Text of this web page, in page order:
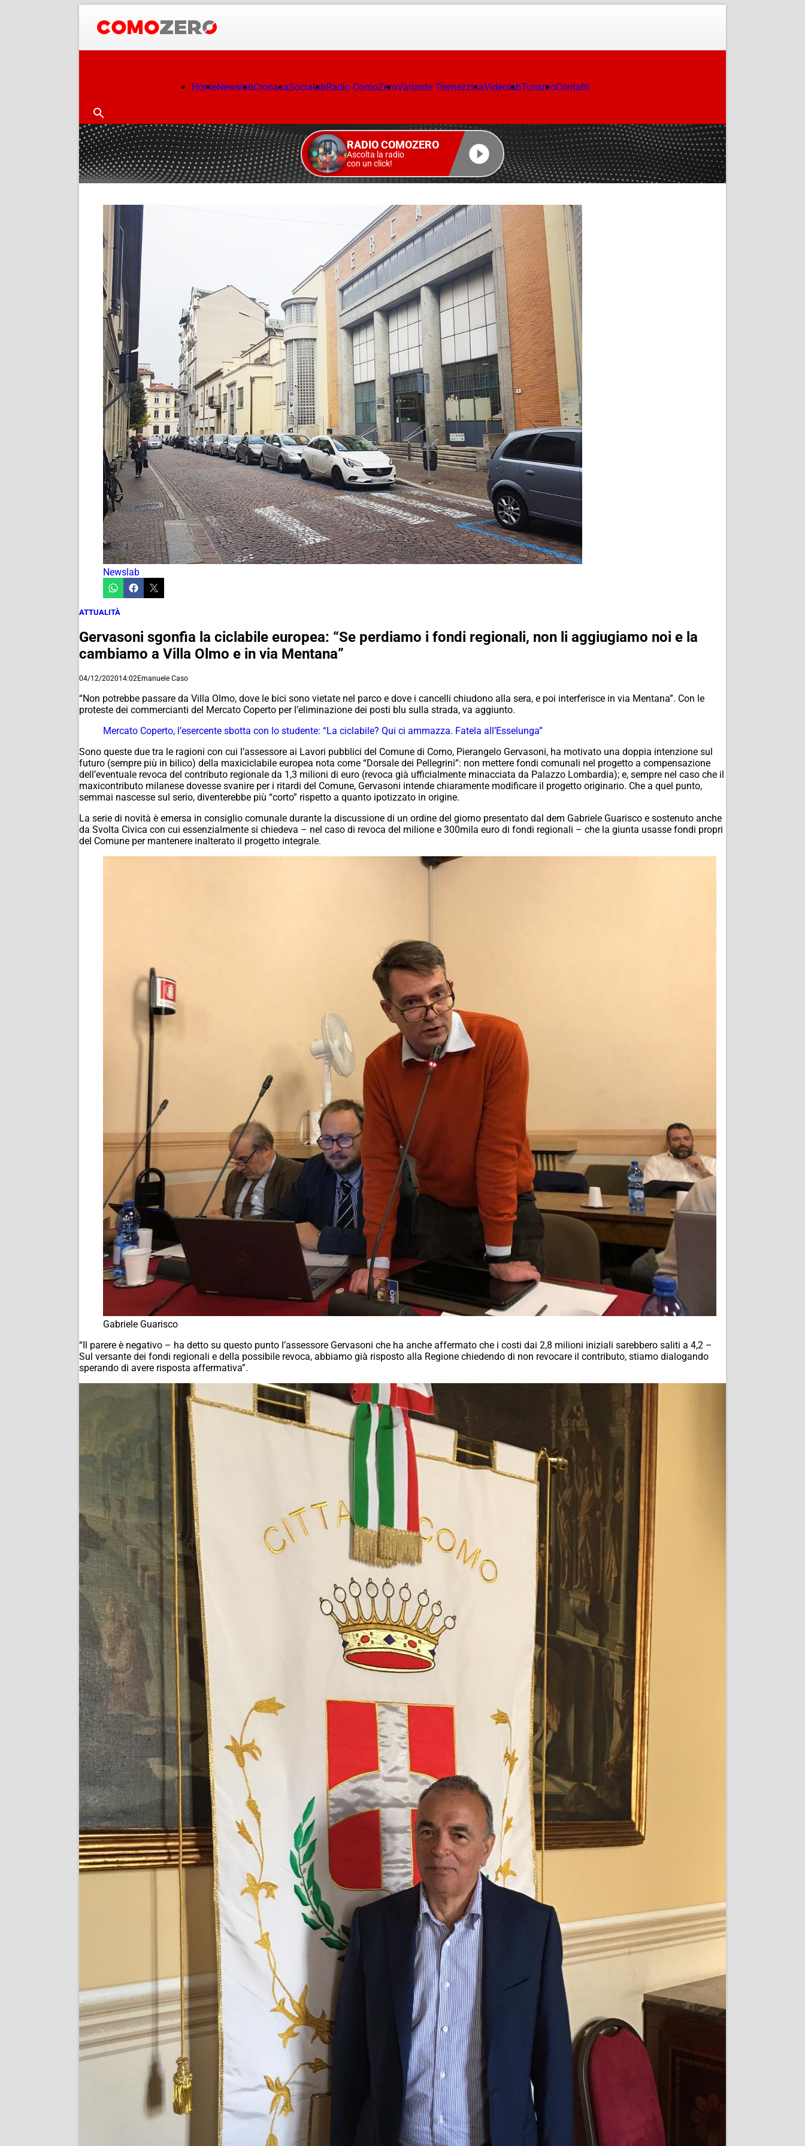
HomeNewslabCronacaSocialabRadio ComoZeroVariante TremezzinaVideolabTurismoContatti
RADIO COMOZERO
Ascolta la radio
con un click!
Newslab
ATTUALITÀ
Gervasoni sgonfia la ciclabile europea: “Se perdiamo i fondi regionali, non li aggiugiamo noi e la
cambiamo a Villa Olmo e in via Mentana”
04/12/202014:02Emanuele Caso
“Non potrebbe passare da Villa Olmo, dove le bici sono vietate nel parco e dove i cancelli chiudono alla sera, e poi interferisce in via Mentana”. Con le
proteste dei commercianti del Mercato Coperto per l’eliminazione dei posti blu sulla strada, va aggiunto.
Mercato Coperto, l’esercente sbotta con lo studente: “La ciclabile? Qui ci ammazza. Fatela all’Esselunga”
Sono queste due tra le ragioni con cui l’assessore ai Lavori pubblici del Comune di Como, Pierangelo Gervasoni, ha motivato una doppia intenzione sul
futuro (sempre più in bilico) della maxiciclabile europea nota come “Dorsale dei Pellegrini”: non mettere fondi comunali nel progetto a compensazione
dell’eventuale revoca del contributo regionale da 1,3 milioni di euro (revoca già ufficialmente minacciata da Palazzo Lombardia); e, sempre nel caso che il
maxicontributo milanese dovesse svanire per i ritardi del Comune, Gervasoni intende chiaramente modificare il progetto originario. Che a quel punto,
semmai nascesse sul serio, diventerebbe più “corto” rispetto a quanto ipotizzato in origine.
La serie di novità è emersa in consiglio comunale durante la discussione di un ordine del giorno presentato dal dem Gabriele Guarisco e sostenuto anche
da Svolta Civica con cui essenzialmente si chiedeva – nel caso di revoca del milione e 300mila euro di fondi regionali – che la giunta usasse fondi propri
del Comune per mantenere inalterato il progetto integrale.
Gabriele Guarisco
“Il parere è negativo – ha detto su questo punto l’assessore Gervasoni che ha anche affermato che i costi dai 2,8 milioni iniziali sarebbero saliti a 4,2 –
Sul versante dei fondi regionali e della possibile revoca, abbiamo già risposto alla Regione chiedendo di non revocare il contributo, stiamo dialogando
sperando di avere risposta affermativa”.